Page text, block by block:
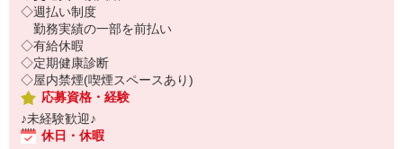
◇週払い制度
勤務実績の一部を前払い
◇有給休暇
◇定期健康診断
◇屋内禁煙(喫煙スペースあり)
応募資格・経験
♪未経験歓迎♪
休日・休暇